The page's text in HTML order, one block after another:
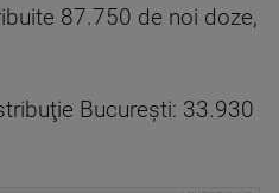
87.750 de noi doze,
Bucureşti: 33.930